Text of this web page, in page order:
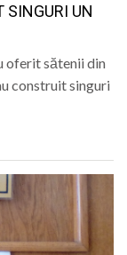
SINGURI UN
oferit sătenii din
construit singuri